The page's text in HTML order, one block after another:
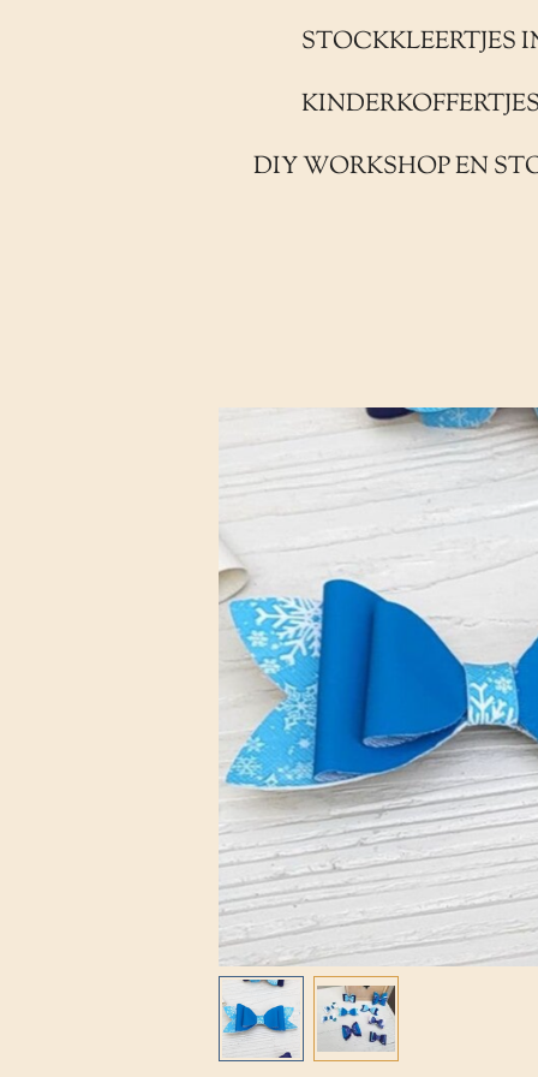
STOCKKLEERTJES
KINDERKOFFERTJES
DIY WORKSHOP EN